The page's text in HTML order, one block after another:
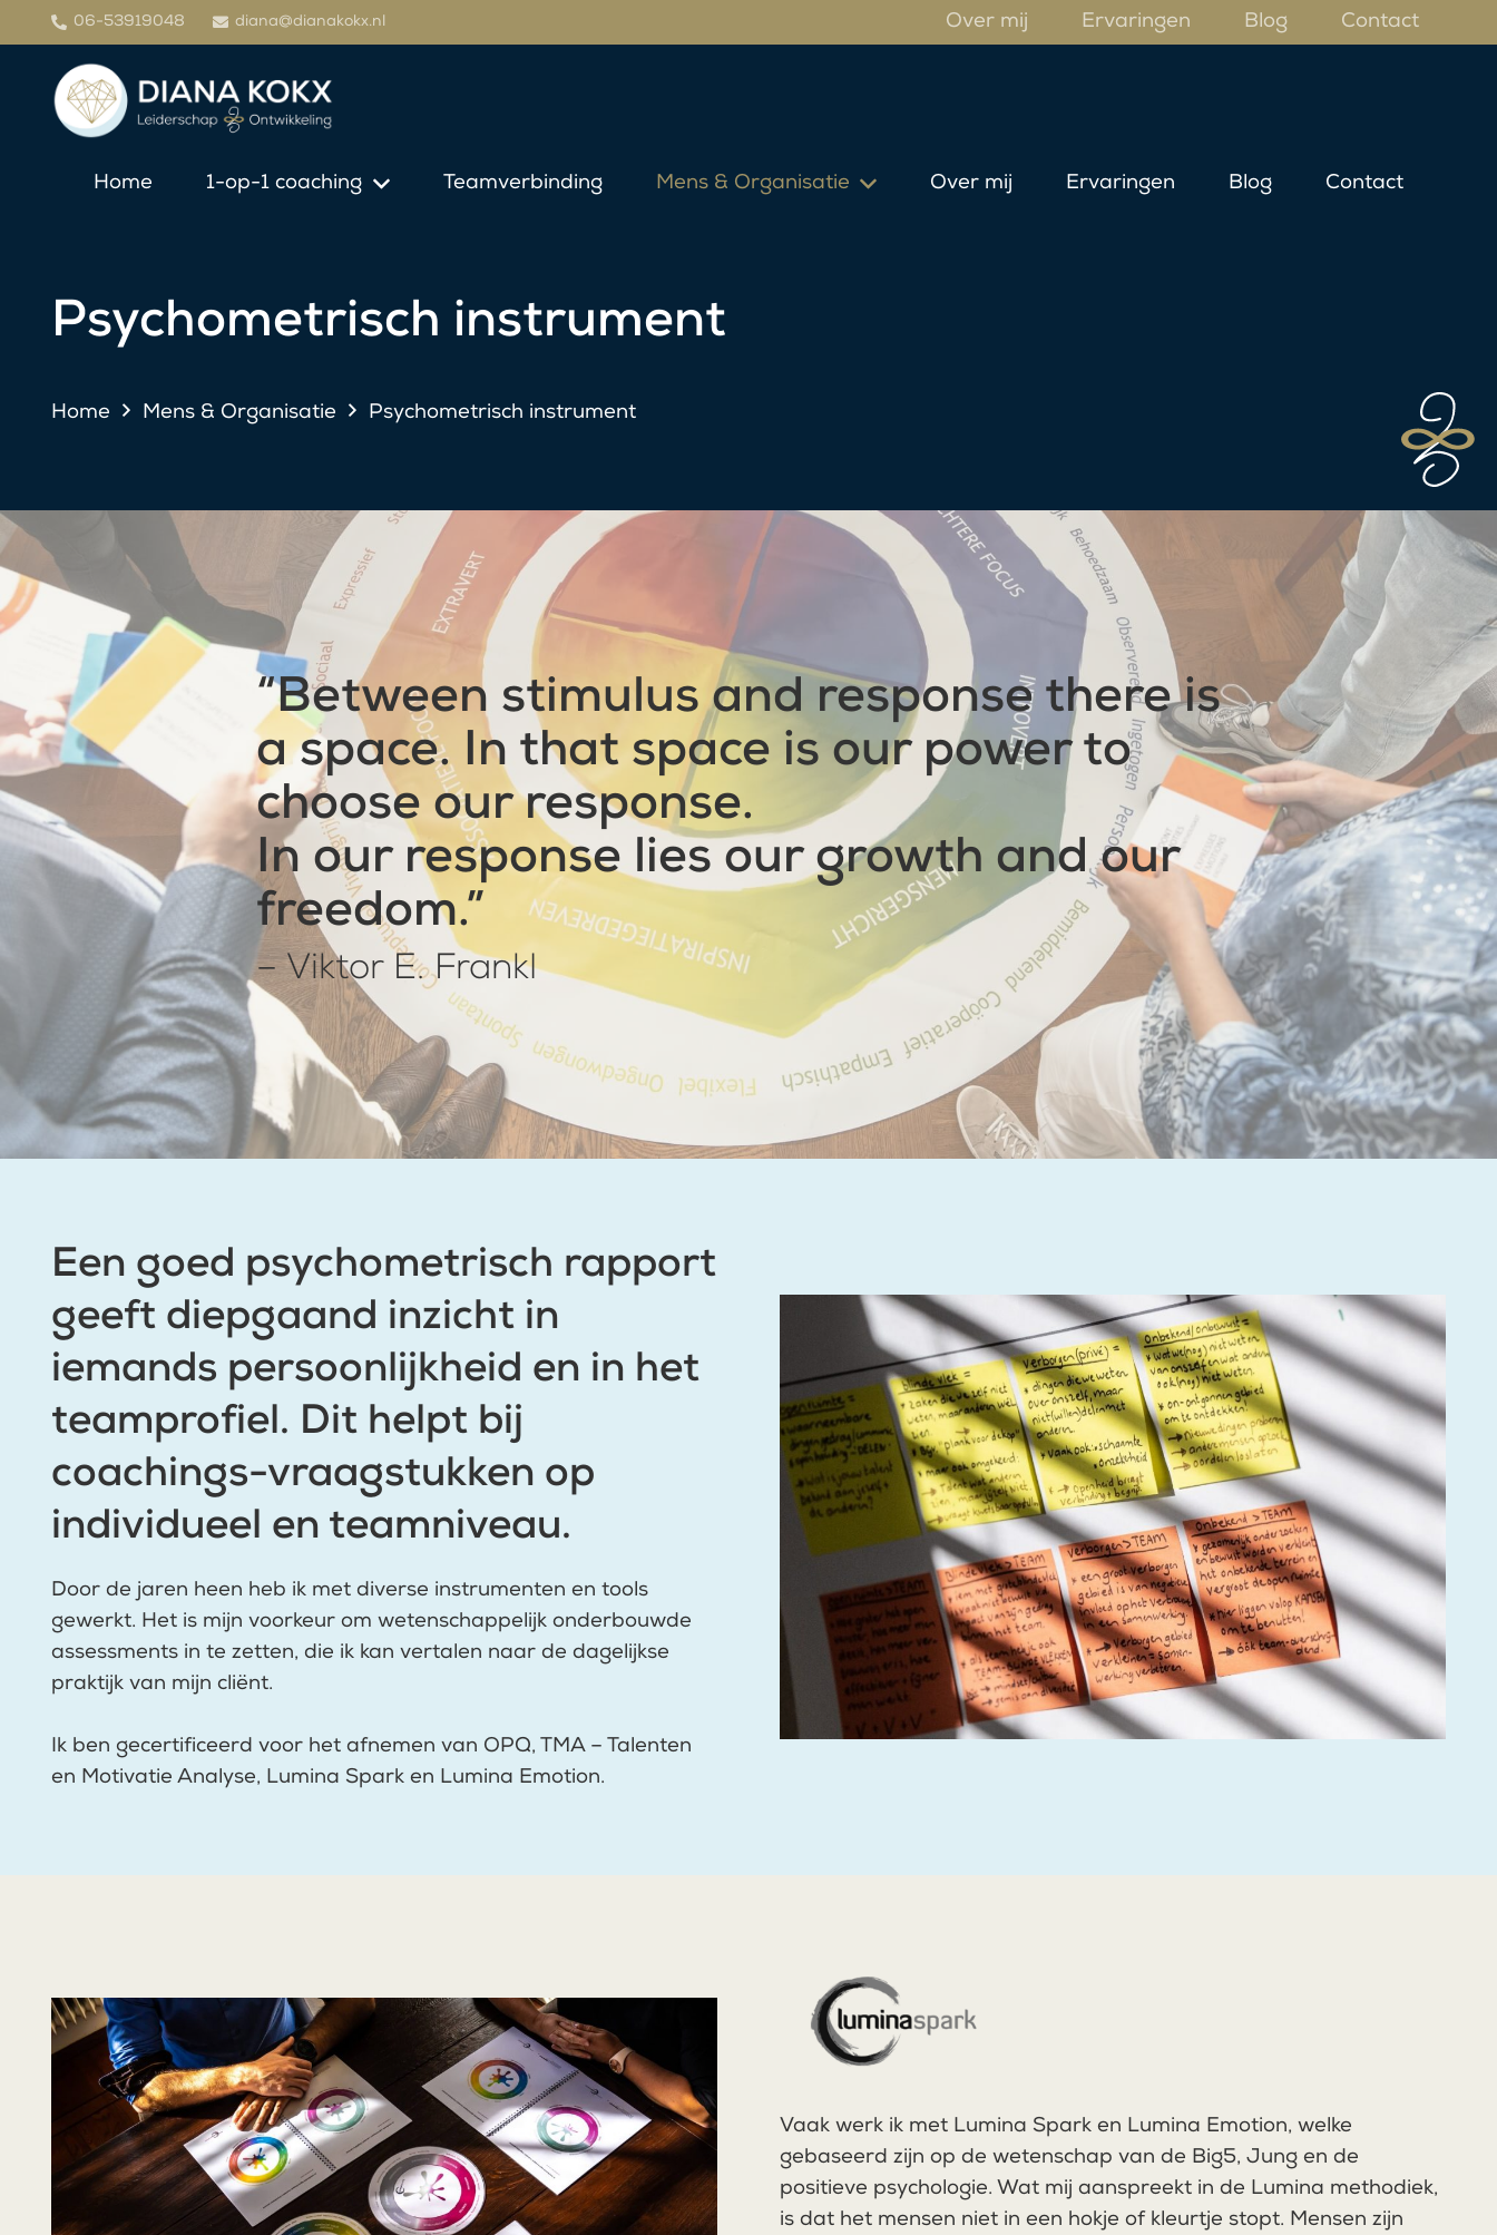
06-53919048 diana@dianakokx.nl Over mij Ervaringen Blog Contact
Home 1-op-1 coaching Teamverbinding Mens & Organisatie Over mij Ervaringen Blog Contact
Psychometrisch instrument
Home Mens & Organisatie Psychometrisch instrument
“Between stimulus and response there is
a space. In that space is our power to
choose our response.
In our response lies our growth and our
freedom.”
– Viktor E. Frankl
Een goed psychometrisch rapport
geeft diepgaand inzicht in
iemands persoonlijkheid en in het
teamprofiel. Dit helpt bij
coachings-vraagstukken op
individueel en teamniveau.
Door de jaren heen heb ik met diverse instrumenten en tools
gewerkt. Het is mijn voorkeur om wetenschappelijk onderbouwde
assessments in te zetten, die ik kan vertalen naar de dagelijkse
praktijk van mijn cliënt.
Ik ben gecertificeerd voor het afnemen van OPQ, TMA – Talenten
en Motivatie Analyse, Lumina Spark en Lumina Emotion.
Vaak werk ik met Lumina Spark en Lumina Emotion, welke
gebaseerd zijn op de wetenschap van de Big5, Jung en de
positieve psychologie. Wat mij aanspreekt in de Lumina methodiek,
is dat het mensen niet in een hokje of kleurtje stopt. Mensen zijn